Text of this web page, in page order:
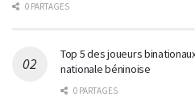
0 PARTAGES
Top 5 des joueurs
nationale béninoise
0 PARTAGES